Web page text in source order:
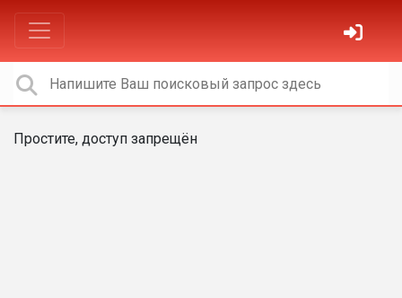
Простите, доступ запрещён